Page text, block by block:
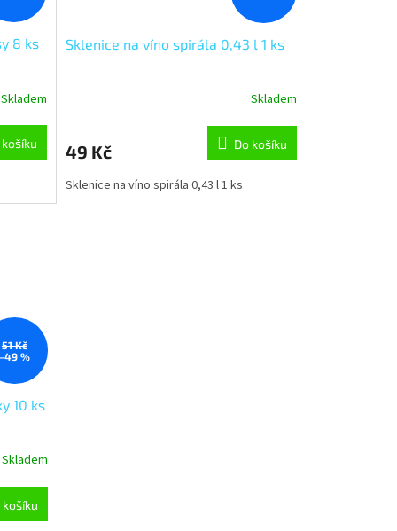
8 ks
Skladem
Sklenice na víno spirála 0,43 l 1 ks
Skladem
49 Kč Do košíku
Sklenice na víno spirála 0,43 l 1 ks
51 Kč
%
10 ks
Skladem
košíku